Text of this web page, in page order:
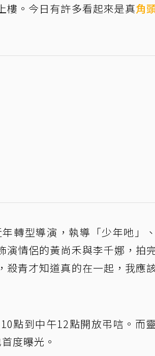
樓。今日有許多看起來是真角
轉型導演，執導「少年吔」
演情侶的黃尚禾與李千娜，拍
殺青才知道真的在一起，我應
點到中午12點開放弔唁。而
度曝光。